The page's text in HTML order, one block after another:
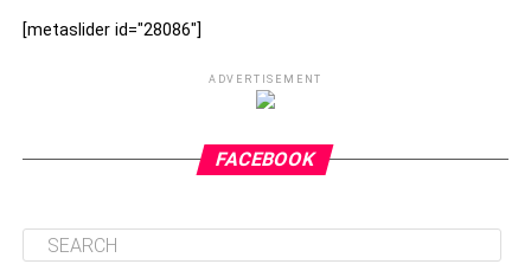
[metaslider id="28086"]
ADVERTISEMENT
FACEBOOK